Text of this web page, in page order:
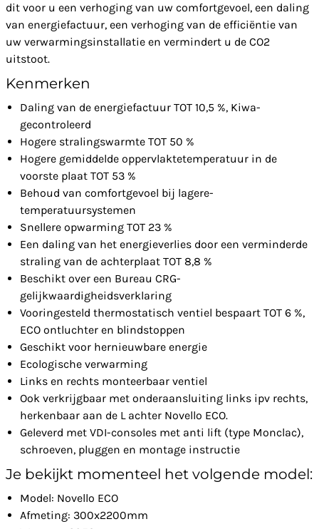
dit voor u een verhoging van uw comfortgevoel, een daling
van energiefactuur, een verhoging van de efficiëntie van
uw verwarmingsinstallatie en vermindert u de CO2
uitstoot.
Kenmerken
Daling van de energiefactuur TOT 10,5 %, Kiwa-
gecontroleerd
Hogere stralingswarmte TOT 50 %
Hogere gemiddelde oppervlaktetemperatuur in de
voorste plaat TOT 53 %
Behoud van comfortgevoel bij lagere-
temperatuursystemen
Snellere opwarming TOT 23 %
Een daling van het energieverlies door een verminderde
straling van de achterplaat TOT 8,8 %
Beschikt over een Bureau CRG-
gelijkwaardigheidsverklaring
Vooringesteld thermostatisch ventiel bespaart TOT 6 %,
ECO ontluchter en blindstoppen
Geschikt voor hernieuwbare energie
Ecologische verwarming
Links en rechts monteerbaar ventiel
Ook verkrijgbaar met onderaansluiting links ipv rechts,
herkenbaar aan de L achter Novello ECO.
Geleverd met VDI-consoles met anti lift (type Monclac),
schroeven, pluggen en montage instructie
Je bekijkt momenteel het volgende model:
Model: Novello ECO
Afmeting: 300x2200mm